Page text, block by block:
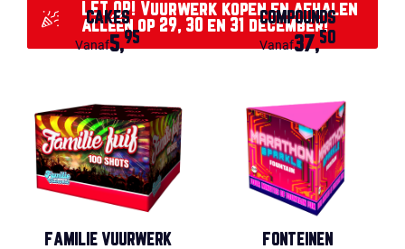
LET OP! Vuurwerk kopen en afhalen
alléén op 29, 30 en 31 december!
CAKES
Vanaf5,95
COMPOUNDS
Vanaf37,50
FAMILIE VUURWERK FONTEINEN